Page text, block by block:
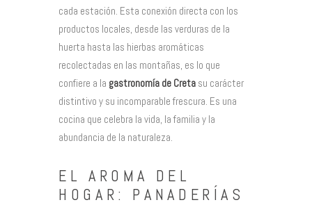
cada estación. Esta conexión directa con los
productos locales, desde las verduras de la
huerta hasta las hierbas aromáticas
recolectadas en las montañas, es lo que
confiere a la gastronomía de Creta su carácter
distintivo y su incomparable frescura. Es una
cocina que celebra la vida, la familia y la
abundancia de la naturaleza.
EL AROMA DEL
HOGAR: PANADERÍAS